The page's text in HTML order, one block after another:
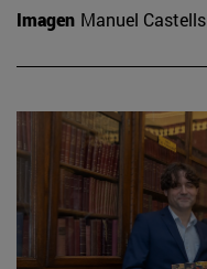
Imagen Manuel Castells